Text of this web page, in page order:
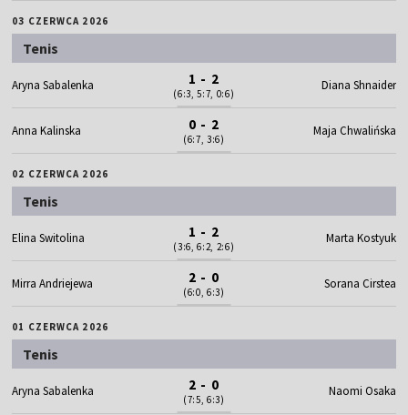
03 CZERWCA 2026
Tenis
Aryna Sabalenka 1 - 2
(6:3, 5:7, 0:6)
Diana Shnaider
Anna Kalinska 0 - 2
(6:7, 3:6)
Maja Chwalińska
02 CZERWCA 2026
Tenis
Elina Switolina 1 - 2
(3:6, 6:2, 2:6)
Marta Kostyuk
Mirra Andriejewa 2 - 0
(6:0, 6:3)
Sorana Cirstea
01 CZERWCA 2026
Tenis
Aryna Sabalenka 2 - 0
(7:5, 6:3)
Naomi Osaka